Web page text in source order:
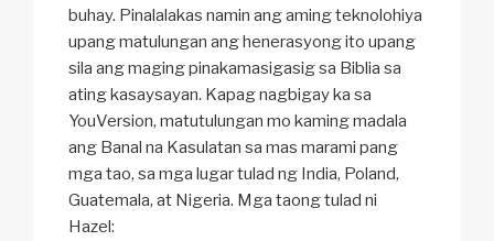
buhay. Pinalalakas namin ang aming teknolohiya
upang matulungan ang henerasyong ito upang
sila ang maging pinakamasigasig sa Biblia sa
ating kasaysayan. Kapag nagbigay ka sa
YouVersion, matutulungan mo kaming madala
ang Banal na Kasulatan sa mas marami pang
mga tao, sa mga lugar tulad ng India, Poland,
Guatemala, at Nigeria. Mga taong tulad ni
Hazel: